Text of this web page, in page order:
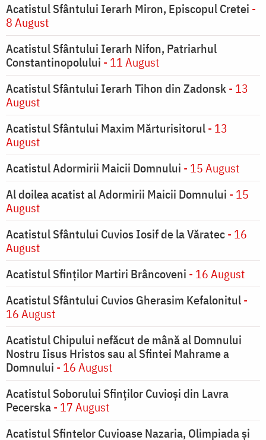
Acatistul Sfântului Ierarh Miron, Episcopul Cretei -
8 August
Acatistul Sfântului Ierarh Nifon, Patriarhul
Constantinopolului - 11 August
Acatistul Sfântului Ierarh Tihon din Zadonsk- 13
August
Acatistul Sfântului Maxim Mărturisitorul- 13
August
Acatistul Adormirii Maicii Domnului - 15 August
Al doilea acatist al Adormirii Maicii Domnului - 15
August
Acatistul Sfântului Cuvios Iosif de la Văratec- 16
August
Acatistul Sfinților Martiri Brâncoveni - 16 August
Acatistul Sfântului Cuvios Gherasim Kefalonitul-
16 August
Acatistul Chipului nefăcut de mână al Domnului
Nostru Iisus Hristos sau al Sfintei Mahrame a
Domnului - 16 August
Acatistul Soborului Sfinților Cuvioși din Lavra
Pecerska- 17 August
Acatistul Sfintelor Cuvioase Nazaria, Olimpiada și